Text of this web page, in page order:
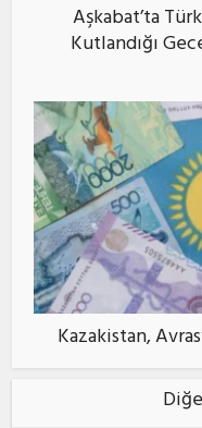
Aşkabat’ta
Kutlandığı
Kazakistan,